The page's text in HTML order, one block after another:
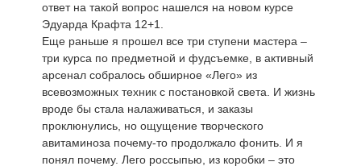
ответ на такой вопрос нашелся на новом курсе
Эдуарда Крафта 12+1.
Еще раньше я прошел все три ступени мастера –
три курса по предметной и фудсъемке, в активный
арсенал собралось обширное «Лего» из
всевозможных техник с постановкой света. И жизнь
вроде бы стала налаживаться, и заказы
проклюнулись, но ощущение творческого
авитаминоза почему-то продолжало фонить. И я
понял почему. Лего россыпью, из коробки – это